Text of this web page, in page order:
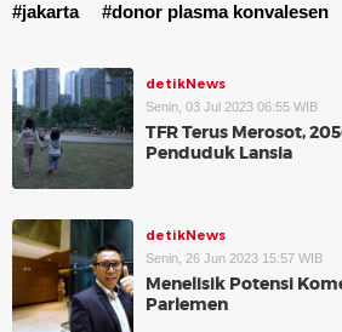
#jakarta
#donor plasma konvalesen
detikNews
Senin, 03 Jul 2023 06:55 WIB
TFR Terus Merosot,
Penduduk Lansia
detikNews
Senin, 26 Jun 2023 15:57 WIB
Menelisik Potensi
Parlemen